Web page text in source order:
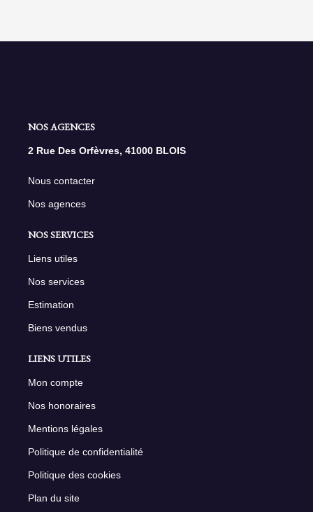
NOS AGENCES
2 Rue Des Orfèvres, 41000 BLOIS
Nous contacter
Nos agences
NOS SERVICES
Liens utiles
Nos services
Estimation
Biens vendus
LIENS UTILES
Mon compte
Nos honoraires
Mentions légales
Politique de confidentialité
Politique des cookies
Plan du site